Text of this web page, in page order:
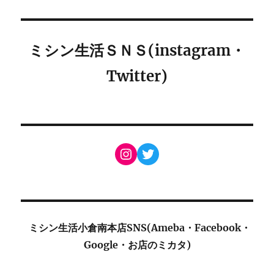
ミシン生活ＳＮＳ(instagram・
Twitter)
Instagram
Twitter
ミシン生活小倉南本店SNS(Ameba・Facebook・
Google・お店のミカタ)